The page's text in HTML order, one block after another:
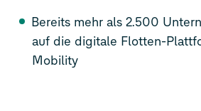
Bereits mehr als 2.500
auf die digitale Flotten-
Mobility